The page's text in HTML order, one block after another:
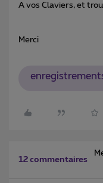
A vos Claviers, et
Merci
12 commentaires